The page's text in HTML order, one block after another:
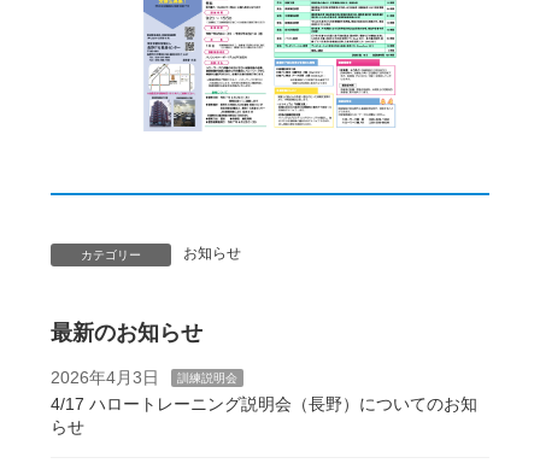
カテゴリー お知らせ
最新のお知らせ
2026年4月3日 訓練説明会
4/17 ハロートレーニング説明会（長野）についてのお知
らせ